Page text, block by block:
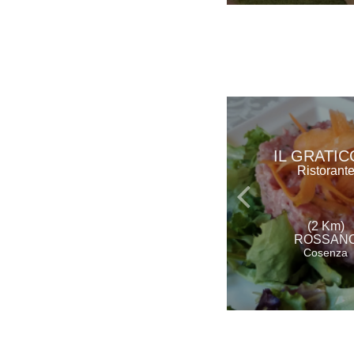
IL
Ristorante
(2 Km)
Cosenza